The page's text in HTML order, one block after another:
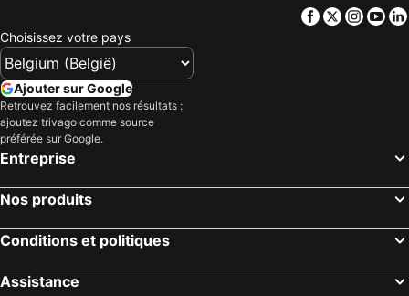
Hôtels Berg en Terblijt
Hôtels Baarlo
Hôtels Helden
Hôtels Haelen
Hôtels Nederweert
Hôtels Broekhuizen
Hôtels Gulpen
Hôtels Roggel
Hôtels Herkenbosch
Hôtels Brunssum
Facebook
Twitter
Choisissez votre pays
Ajouter sur Google
Retrouvez facilement nos résultats :
ajoutez trivago comme source
préférée sur Google.
Entreprise
Nos produits
Conditions et politiques
Assistance